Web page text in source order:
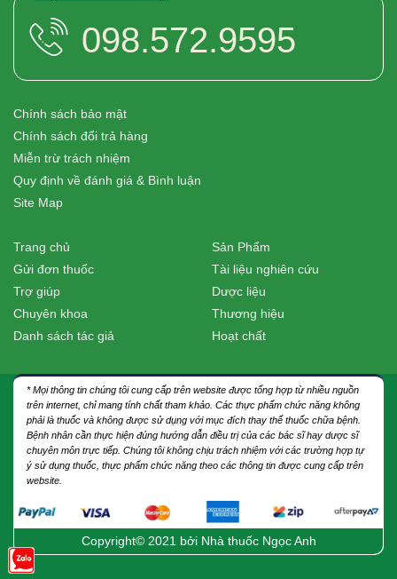
098.572.9595
Chính sách bảo mật
Chính sách đổi trả hàng
Miễn trừ trách nhiệm
Quy định về đánh giá & Bình luận
Site Map
Trang chủ
Gửi đơn thuốc
Trợ giúp
Chuyên khoa
Danh sách tác giả
Sản Phẩm
Tài liệu nghiên cứu
Dược liệu
Thương hiệu
Hoạt chất
* Mọi thông tin chúng tôi cung cấp trên website được tổng hợp từ nhiều nguồn
trên internet, chỉ mang tính chất tham khảo. Các thực phẩm chức năng không
phải là thuốc và không được sử dụng với mục đích thay thế thuốc chữa bệnh.
Bệnh nhân cần thực hiện đúng hướng dẫn điều trị của các bác sĩ hay dược sĩ
chuyên môn trực tiếp. Chúng tôi không chịu trách nhiệm với các trường hợp tự
ý sử dụng thuốc, thực phẩm chức năng theo các thông tin được cung cấp trên
website.
Copyright© 2021 bởi Nhà thuốc Ngọc Anh